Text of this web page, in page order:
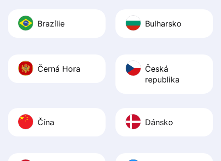
Brazílie Bulharsko
Černá Hora
Česká
republika
Čína Dánsko